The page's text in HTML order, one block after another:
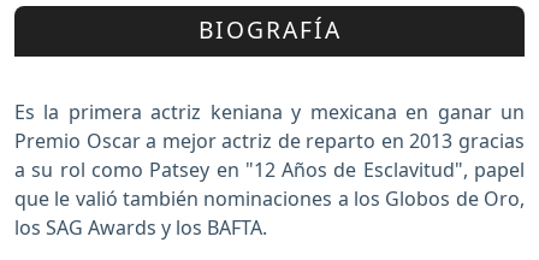
BIOGRAFÍA
Es la primera actriz keniana y mexicana en ganar un
Premio Oscar a mejor actriz de reparto en 2013 gracias
a su rol como Patsey en "12 Años de Esclavitud", papel
que le valió también nominaciones a los Globos de Oro,
los SAG Awards y los BAFTA.